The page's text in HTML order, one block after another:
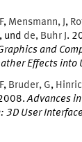
F, Mensmann, J,
, und de, Buhr J.
and
Effects
F, Bruder, G,
.Advances
3D User